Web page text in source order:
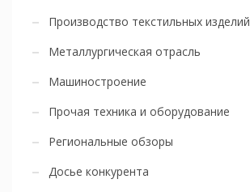
Производство текстильных изделий
Металлургическая отрасль
Машиностроение
Прочая техника и оборудование
Региональные обзоры
Досье конкурента